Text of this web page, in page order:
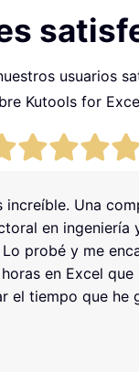
usuarios
Kutools for
increíble. Una
en ingeniería
probé y me
en Excel que
el tiempo que he